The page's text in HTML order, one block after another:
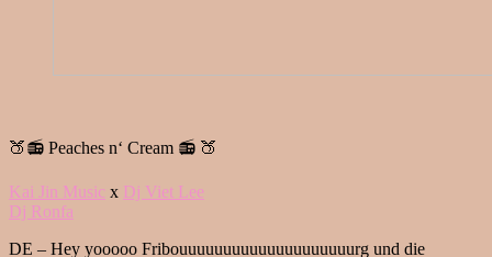
🍑📻 Peaches n‘ Cream 📻 🍑
Kai Jin Music x Dj Viet Lee
Dj Ronfa
DE – Hey yooooo Fribouuuuuuuuuuuuuuuuuuuurg und die